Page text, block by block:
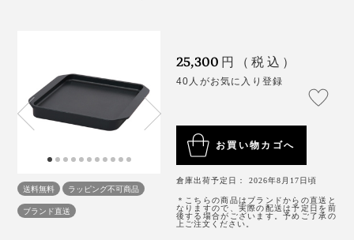
厚みのあるものを焼く場合は、アルミホイルをふたがわ
りに被せるという裏技も。火の通りが早まり、旨味がギ
ュッと凝縮。表面をカリッとさせたい場合は、途中から
アルミホイルを外せばOKです。
「スミ イタ グリル」も、これまた本当に便利。
肉・魚・野菜、なんでもシンプルに焼くだけでごちそう
になるので、味付けに凝る必要がない。
「スミ トースター」より底面の厚みがあり、予熱にプ
ラス1分かかるので、トーストメインなら「スミ トース
ター」の方をおすすめしますが、トースト以外のものを
送料無料
ラッピング不可商品
ブランド直送
25,300 円（税込）
40人がお気に入り登録
お買い物カゴへ
倉庫出荷予定日： 2026年8月17日頃
＊こちらの商品はブランドからの直送と
なりますので、実際の配送は予定日を前
後する場合がございます。予めご了承の
上ご注文ください。